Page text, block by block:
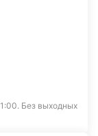
Без выходных